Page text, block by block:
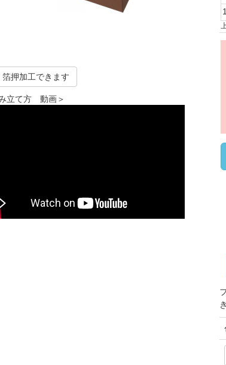
箔押加工できます
立て方 動画＞